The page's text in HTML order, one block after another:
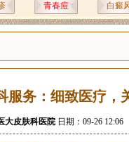
青春痘 白癜
服务：细致医疗，
大皮肤科医院 日期：09-26 12:06